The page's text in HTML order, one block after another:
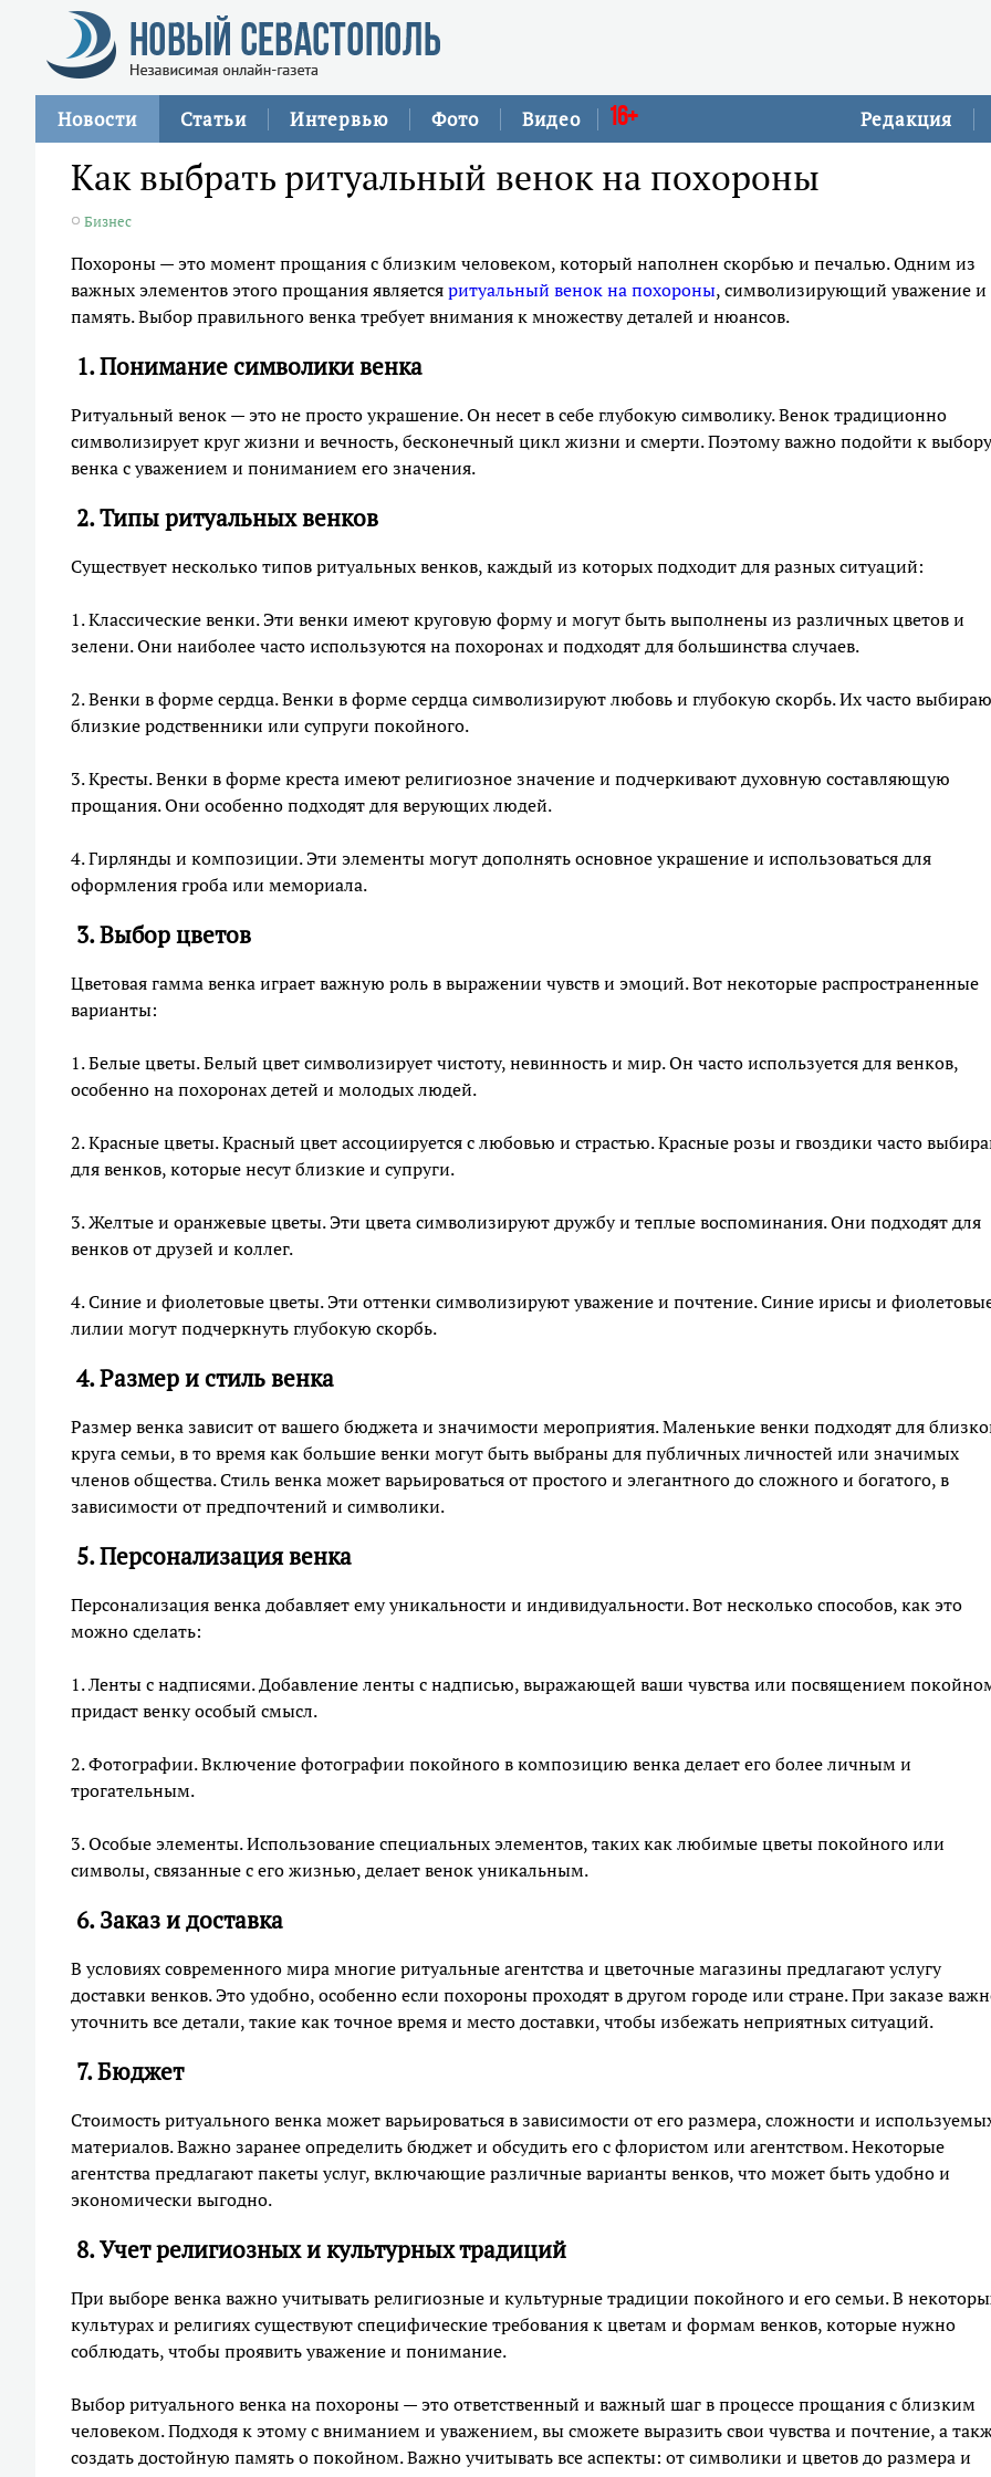
Редакция
Новости Статьи Интервью Фото Видео 16+
Как выбрать ритуальный венок на похороны
Бизнес
Похороны — это момент прощания с близким человеком, который наполнен скорбью и печалью. Одним из
важных элементов этого прощания являетсяритуальный венок на похороны, символизирующий уважение и
память. Выбор правильного венка требует внимания к множеству деталей и нюансов.
1. Понимание символики венка
Ритуальный венок — это не просто украшение. Он несет в себе глубокую символику. Венок традиционно
символизирует круг жизни и вечность, бесконечный цикл жизни и смерти. Поэтому важно подойти к выбору
венка с уважением и пониманием его значения.
2. Типы ритуальных венков
Существует несколько типов ритуальных венков, каждый из которых подходит для разных ситуаций:
1. Классические венки. Эти венки имеют круговую форму и могут быть выполнены из различных цветов и
зелени. Они наиболее часто используются на похоронах и подходят для большинства случаев.
2. Венки в форме сердца. Венки в форме сердца символизируют любовь и глубокую скорбь. Их часто
близкие родственники или супруги покойного.
3. Кресты. Венки в форме креста имеют религиозное значение и подчеркивают духовную составляющую
прощания. Они особенно подходят для верующих людей.
4. Гирлянды и композиции. Эти элементы могут дополнять основное украшение и использоваться для
оформления гроба или мемориала.
3. Выбор цветов
Цветовая гамма венка играет важную роль в выражении чувств и эмоций. Вот некоторые распространенные
варианты:
1. Белые цветы. Белый цвет символизирует чистоту, невинность и мир. Он часто используется для венков,
особенно на похоронах детей и молодых людей.
2. Красные цветы. Красный цвет ассоциируется с любовью и страстью. Красные розы и гвоздики часто
для венков, которые несут близкие и супруги.
3. Желтые и оранжевые цветы. Эти цвета символизируют дружбу и теплые воспоминания. Они подходят для
венков от друзей и коллег.
4. Синие и фиолетовые цветы. Эти оттенки символизируют уважение и почтение. Синие ирисы и
лилии могут подчеркнуть глубокую скорбь.
4. Размер и стиль венка
Размер венка зависит от вашего бюджета и значимости мероприятия. Маленькие венки подходят для
круга семьи, в то время как большие венки могут быть выбраны для публичных личностей или значимых
членов общества. Стиль венка может варьироваться от простого и элегантного до сложного и богатого, в
зависимости от предпочтений и символики.
5. Персонализация венка
Персонализация венка добавляет ему уникальности и индивидуальности. Вот несколько способов, как это
можно сделать:
1. Ленты с надписями. Добавление ленты с надписью, выражающей ваши чувства или посвящением
придаст венку особый смысл.
2. Фотографии. Включение фотографии покойного в композицию венка делает его более личным и
трогательным.
3. Особые элементы. Использование специальных элементов, таких как любимые цветы покойного или
символы, связанные с его жизнью, делает венок уникальным.
6. Заказ и доставка
В условиях современного мира многие ритуальные агентства и цветочные магазины предлагают услугу
доставки венков. Это удобно, особенно если похороны проходят в другом городе или стране. При заказе
уточнить все детали, такие как точное время и место доставки, чтобы избежать неприятных ситуаций.
7. Бюджет
Стоимость ритуального венка может варьироваться в зависимости от его размера, сложности и
материалов. Важно заранее определить бюджет и обсудить его с флористом или агентством. Некоторые
агентства предлагают пакеты услуг, включающие различные варианты венков, что может быть удобно и
экономически выгодно.
8. Учет религиозных и культурных традиций
При выборе венка важно учитывать религиозные и культурные традиции покойного и его семьи. В
культурах и религиях существуют специфические требования к цветам и формам венков, которые нужно
соблюдать, чтобы проявить уважение и понимание.
Выбор ритуального венка на похороны — это ответственный и важный шаг в процессе прощания с близким
человеком. Подходя к этому с вниманием и уважением, вы сможете выразить свои чувства и почтение, а
создать достойную память о покойном. Важно учитывать все аспекты: от символики и цветов до размера и